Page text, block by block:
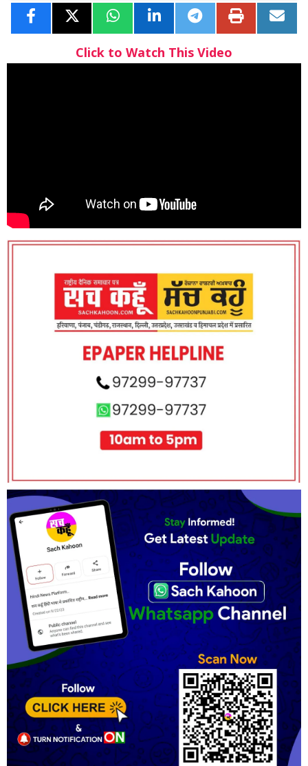
Click to Watch This Video